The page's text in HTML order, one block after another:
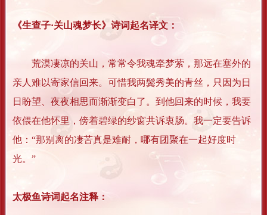
《生查子·关山魂梦长》诗词起名译文：
荒漠凄凉的关山，常常令我魂牵梦萦，那远在塞外的
亲人难以寄家信回来。可惜我两鬓秀美的青丝，只因为日
日盼望、夜夜相思而渐渐变白了。到他回来的时候，我要
依偎在他怀里，傍着碧绿的纱窗共诉衷肠。我一定要告诉
他：“那别离的凄苦真是难耐，哪有团聚在一起好度时
光。”
太极鱼诗词起名注释：